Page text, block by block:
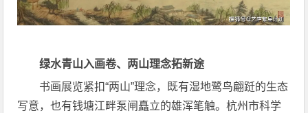
绿水青山入画卷、两山理念拓新途
书画展览紧扣“两山”理念，既有湿地鹭鸟翩跹的生态
写意，也有钱塘江畔泵闸矗立的雄浑笔触。杭州市科学